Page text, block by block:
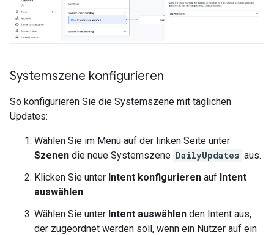
Systemszene konfigurieren
So konfigurieren Sie die Systemszene mit täglichen
Updates:
Wählen Sie im Menü auf der linken Seite unter
Szenen die neue Systemszene DailyUpdates aus.
Klicken Sie unter Intent konfigurieren auf Intent
auswählen.
Wählen Sie unter Intent auswählen den Intent aus,
der zugeordnet werden soll, wenn ein Nutzer auf ein